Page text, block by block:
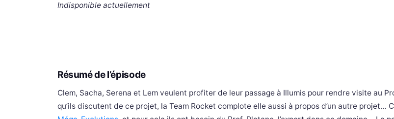
Indisponible actuellement
Résumé de l’épisode
Clem, Sacha, Serena et Lem veulent profiter de leur passage à Illumis pour rendre visite au
qu’ils discutent de ce projet, la Team Rocket complote elle aussi à propos d’un autre projet…